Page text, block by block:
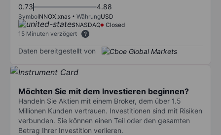
0.73 4.88
SymbolNNOX:xnas WährungUSD
NASDAQ
Closed
15 Minuten verzögert
Daten bereitgestellt von
Möchten Sie mit dem Investieren beginnen?
Handeln Sie Aktien mit einem Broker, dem über 1.5
Millionen Kunden vertrauen. Investitionen sind mit Risiken
verbunden. Sie können einen Teil oder den gesamten
Betrag Ihrer Investition verlieren.